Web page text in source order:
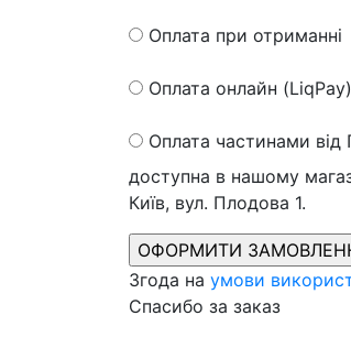
Оплата при отриманні
Оплата онлайн (LiqPay)
Оплата частинами від
доступна в нашому
Київ, вул. Плодова 1.
Згода на умови
Спасибо за заказ